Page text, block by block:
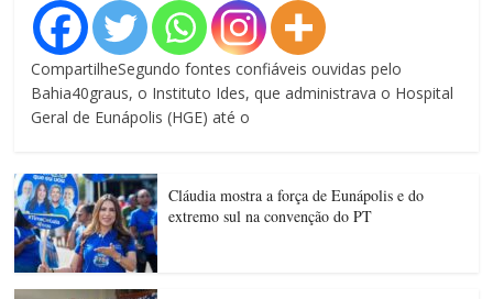
CompartilheSegundo fontes confiáveis ouvidas pelo
Bahia40graus, o Instituto Ides, que administrava o Hospital
Geral de Eunápolis (HGE) até o
Cláudia mostra a força de Eunápolis e do
extremo sul na convenção do PT